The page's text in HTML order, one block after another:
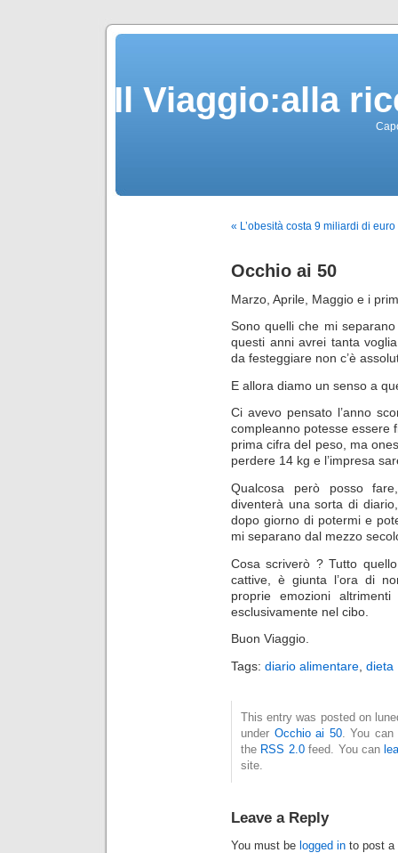
Il Viaggio:alla
« L’obesità costa 9 miliardi di euro
Occhio ai 50
Marzo, Aprile, Maggio e i
Sono quelli che mi
questi anni avrei tanta
da festeggiare non c’è
E allora diamo un senso a
Ci avevo pensato l’anno
compleanno potesse essere
prima cifra del peso, ma
perdere 14 kg e l’impresa
Qualcosa però posso
diventerà una sorta di
dopo giorno di potermi e
mi separano dal mezzo
Cosa scriverò ? Tutto
cattive, è giunta l’ora di
proprie emozioni
esclusivamente nel cibo.
Buon Viaggio.
Tags: diario alimentare dieta
This entry was posted on
under Occhio ai 50. You can
the RSS 2.0feed. You can
site.
Leave a Reply
You must be logged in to post a